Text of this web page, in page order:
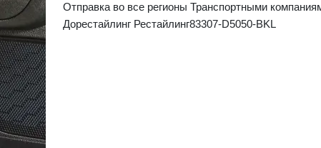
Отправка во все регионы Транспортными
Дорестайлинг Рестайлинг83307-D5050-BKL